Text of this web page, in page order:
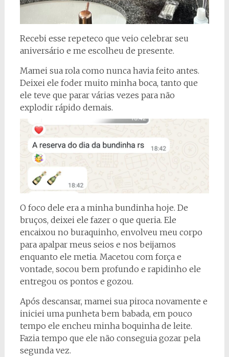
Recebi esse repeteco que veio celebrar seu
aniversário e me escolheu de presente.
Mamei sua rola como nunca havia feito antes.
Deixei ele foder muito minha boca, tanto que
ele teve que parar várias vezes para não
explodir rápido demais.
O foco dele era a minha bundinha hoje. De
bruços, deixei ele fazer o que queria. Ele
encaixou no buraquinho, envolveu meu corpo
para apalpar meus seios e nos beijamos
enquanto ele metia. Macetou com força e
vontade, socou bem profundo e rapidinho ele
entregou os pontos e gozou.
Após descansar, mamei sua piroca novamente e
iniciei uma punheta bem babada, em pouco
tempo ele encheu minha boquinha de leite.
Fazia tempo que ele não conseguia gozar pela
segunda vez.